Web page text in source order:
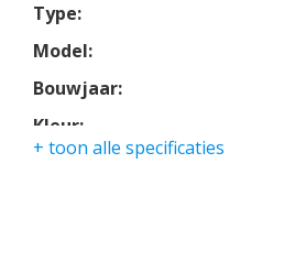
Type:
Model:
Bouwjaar:
Kleur:
+ toon alle specificaties